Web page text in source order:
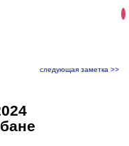
следующая заметка >>